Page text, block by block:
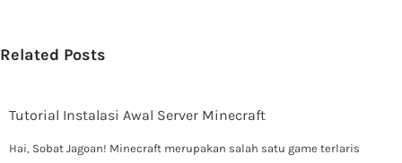
Related Posts
Tutorial Instalasi Awal Server Minecraft
Hai, Sobat Jagoan! Minecraft merupakan salah satu game terlaris